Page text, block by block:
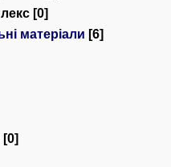
[0]
матеріали [6]